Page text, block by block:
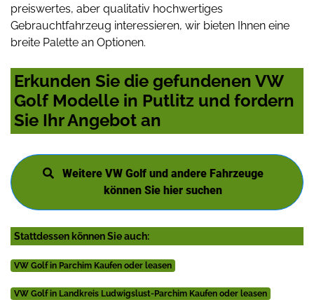
preiswertes, aber qualitativ hochwertiges
Gebrauchtfahrzeug interessieren, wir bieten Ihnen eine
breite Palette an Optionen.
Erkunden Sie die gefundenen VW
Golf Modelle in Putlitz und fordern
Sie Ihr Angebot an
Weitere VW Golf und andere Fahrzeuge
können Sie hier suchen
Stattdessen können Sie auch:
VW Golf in Parchim Kaufen oder leasen
VW Golf in Landkreis Ludwigslust-Parchim Kaufen oder leasen